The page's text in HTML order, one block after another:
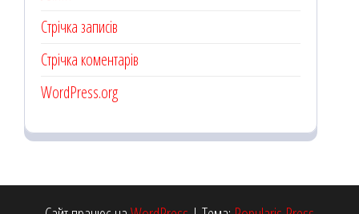
Стрічка записів
Стрічка коментарів
WordPress.org